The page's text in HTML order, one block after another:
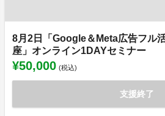
8月2日「Google＆Meta広告フル
座」オンライン1DAYセミナー
¥50,000 (税込)
支援終了